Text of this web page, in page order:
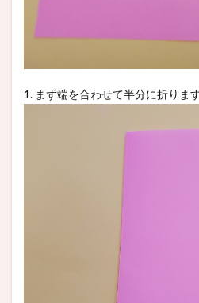
1. まず端を合わせて半分に折りま